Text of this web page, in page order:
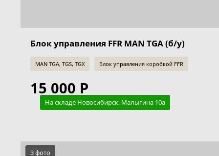
Блок управления FFR MAN TGA (б/у)
MAN TGA, TGS, TGX Блок управления коробкой FFR
15 000 Р
На складе Новосибирск, Малыгина 10а
3 фото